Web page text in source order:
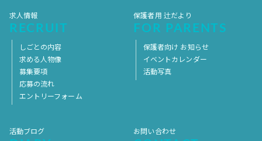
求人情報
RECRUIT
しごとの内容
求める人物像
募集要項
応募の流れ
エントリーフォーム
保護者用 辻だより
FOR PARENTS
保護者向け お知らせ
イベントカレンダー
活動写真
活動ブログ お問い合わせ